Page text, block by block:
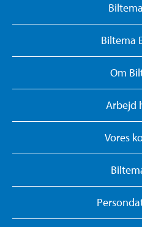
Biltema
Om
Arbejd
Vores